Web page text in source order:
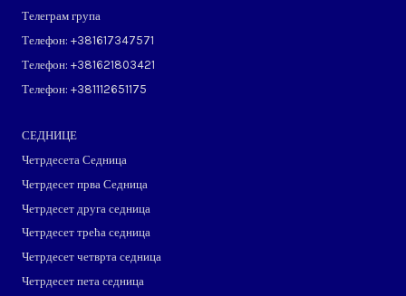
Телеграм група
Телефон: ​+381617347571
Телефон: ​+381621803421
Телефон: ​+381112651175
СЕДНИЦЕ
Четрдесета Седница
Четрдесет прва Седница
Четрдесет друга седница
Четрдесет трећа седница
Четрдесет четврта седница
Четрдесет пета седница